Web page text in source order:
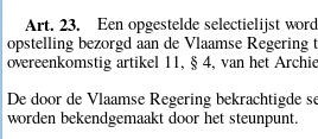
Art. 23.
Een opgestelde selectielijst
opstelling bezorgd aan de Vlaamse Regering
overeenkomstig artikel 11, § 4, van het
De door de Vlaamse Regering bekrachtigde
worden bekendgemaakt door het steunpunt.